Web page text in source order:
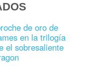
de oro de
en la trilogía
el sobresaliente